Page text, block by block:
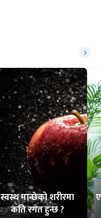
स्वस्थ मान्छेको शरीरमा
कति रगत हुन्छ ?